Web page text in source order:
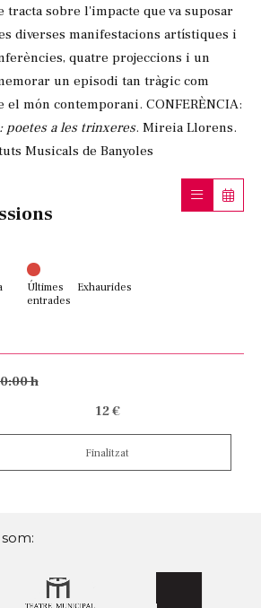
tracta sobre l'impacte que va suposar
diverses manifestacions artístiques i
quatre projeccions i un
un episodi tan tràgic com
món contemporani. CONFERÈNCIA:
poetes a les trinxeres. Mireia Llorens.
Musicals de Banyoles
Últimes
entrades
Exhaurides
h
12 €
Finalitzat